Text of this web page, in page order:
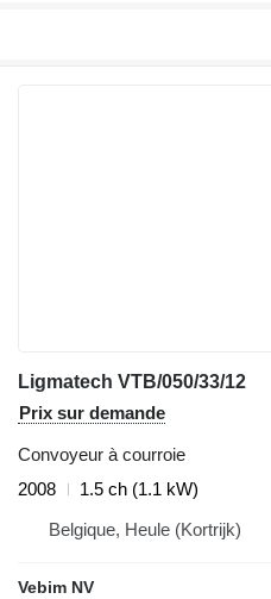
Ligmatech VTB/050/33/12
Prix sur demande
Convoyeur à courroie
2008
1.5 ch (1.1 kW)
Belgique, Heule (Kortrijk)
Vebim NV